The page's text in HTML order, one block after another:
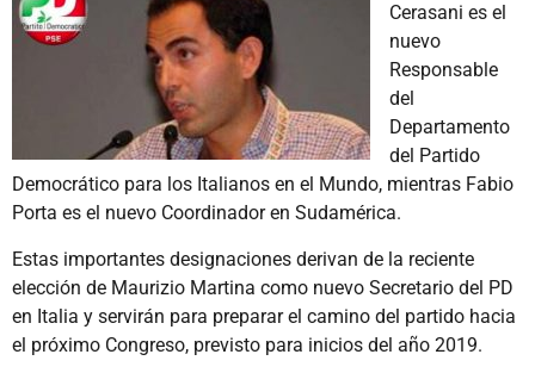
Cerasani es el
nuevo
Responsable
del
Departamento
del Partido
Democrático para los Italianos en el Mundo, mientras Fabio
Porta es el nuevo Coordinador en Sudamérica.
Estas importantes designaciones derivan de la reciente
elección de Maurizio Martina como nuevo Secretario del PD
en Italia y servirán para preparar el camino del partido hacia
el próximo Congreso, previsto para inicios del año 2019.